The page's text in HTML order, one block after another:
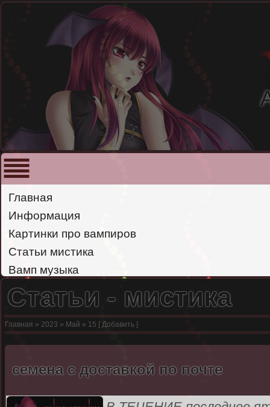
Главная
Информация
Картинки про вампиров
Статьи мистика
Вамп музыка
Статьи - мистика
Главная » 2023 » Май » 15 [ Добавить ]
семена с доставкой по почте